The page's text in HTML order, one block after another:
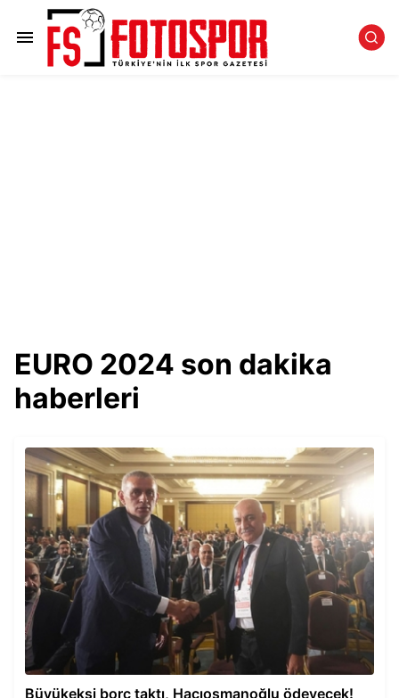
EURO 2024 son dakika
haberleri
Büyükekşi borç taktı, Hacıosmanoğlu ödeyecek!